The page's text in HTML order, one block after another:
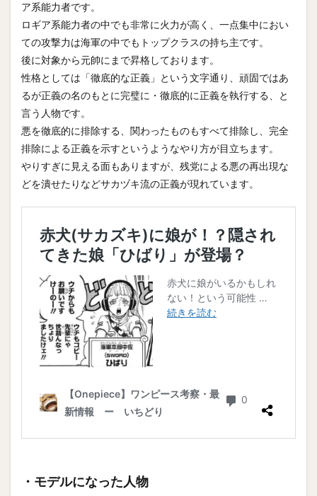
ア系能力者です。
ロギア系能力者の中でも非常に火力が高く、一点集中におい
ての攻撃力は海軍の中でもトップクラスの持ち主です。
後に対象から元帥にまで昇格しております。
性格としては「徹底的な正義」という文字通り、頑固ではあ
るが正義の名のもとに完璧に・徹底的に正義を執行する、と
言う人物です。
悪を徹底的に排除する、関わったものもすべて排除し、完全
排除による正義を示すというようなやり方が目立ちます。
やりすぎに見える面もありますが、残党による悪の再出現な
どを潰せたりなどサカヅキ流の正義が現れています。
・モデルになった人物